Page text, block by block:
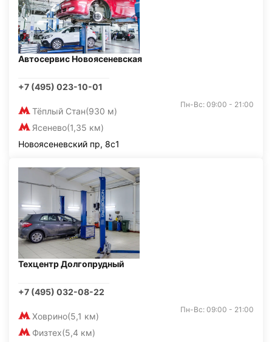
Автосервис Новоясеневская
+7 (495) 023-10-01
Тёплый Стан(930 м)
Ясенево(1,35 км)
Пн-Вс: 09:00 - 21:00
Новоясеневский пр, 8с1
Техцентр Долгопрудный
+7 (495) 032-08-22
Ховрино(5,1 км)
Физтех(5,4 км)
Пн-Вс: 09:00 - 21:00